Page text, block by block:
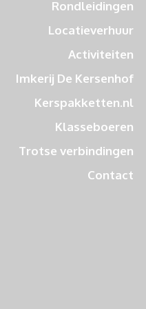
Rondleidingen
Locatieverhuur
Activiteiten
Imkerij De Kersenhof
Kerspakketten.nl
Klasseboeren
Trotse verbindingen
Contact